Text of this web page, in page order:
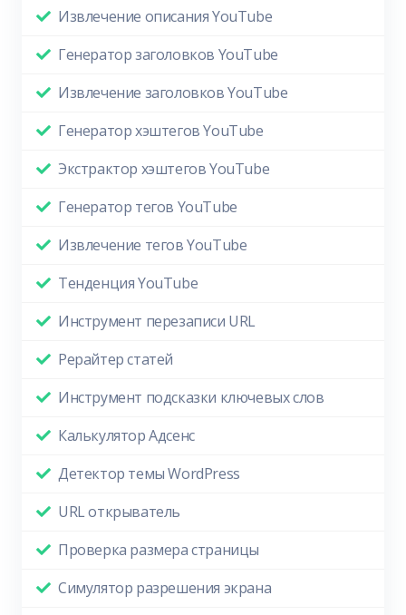
Извлечение описания YouTube
Генератор заголовков YouTube
Извлечение заголовков YouTube
Генератор хэштегов YouTube
Экстрактор хэштегов YouTube
Генератор тегов YouTube
Извлечение тегов YouTube
Тенденция YouTube
Инструмент перезаписи URL
Рерайтер статей
Инструмент подсказки ключевых слов
Калькулятор Адсенс
Детектор темы WordPress
URL открыватель
Проверка размера страницы
Симулятор разрешения экрана